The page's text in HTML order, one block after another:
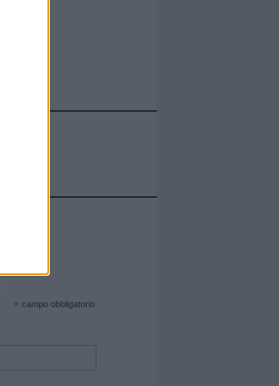
* campo obbligatorio